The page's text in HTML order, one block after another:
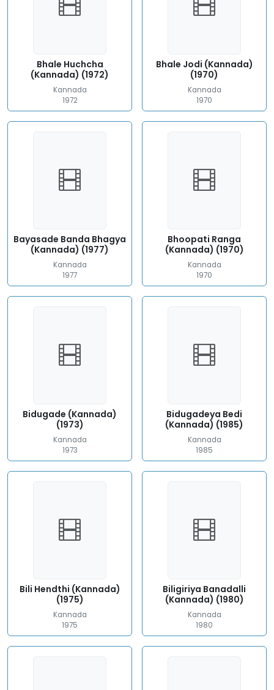
Bhale Huchcha
(Kannada) (1972)
Kannada
1972
Bhale Jodi (Kannada)
(1970)
Kannada
1970
Bayasade Banda Bhagya
(Kannada) (1977)
Kannada
1977
Bhoopati Ranga
(Kannada) (1970)
Kannada
1970
Bidugade (Kannada)
(1973)
Kannada
1973
Bidugadeya Bedi
(Kannada) (1985)
Kannada
1985
Bili Hendthi (Kannada)
(1975)
Kannada
1975
Biligiriya Banadalli
(Kannada) (1980)
Kannada
1980